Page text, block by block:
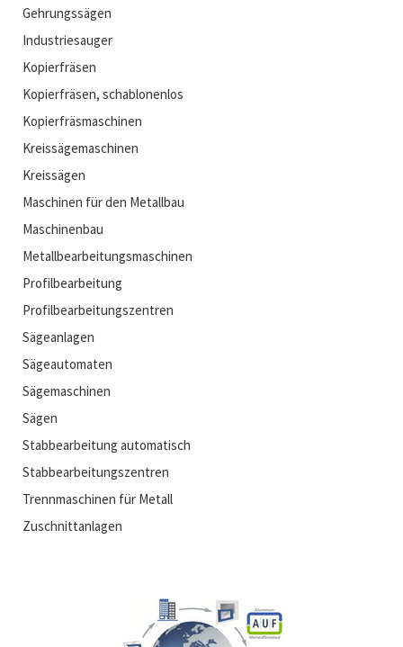
Gehrungssägen
Industriesauger
Kopierfräsen
Kopierfräsen, schablonenlos
Kopierfräsmaschinen
Kreissägemaschinen
Kreissägen
Maschinen für den Metallbau
Maschinenbau
Metallbearbeitungsmaschinen
Profilbearbeitung
Profilbearbeitungszentren
Sägeanlagen
Sägeautomaten
Sägemaschinen
Sägen
Stabbearbeitung automatisch
Stabbearbeitungszentren
Trennmaschinen für Metall
Zuschnittanlagen